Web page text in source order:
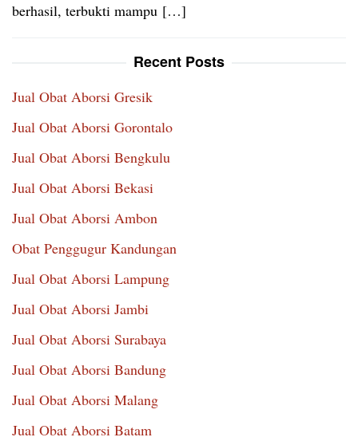
berhasil, terbukti mampu […]
Recent Posts
Jual Obat Aborsi Gresik
Jual Obat Aborsi Gorontalo
Jual Obat Aborsi Bengkulu
Jual Obat Aborsi Bekasi
Jual Obat Aborsi Ambon
Obat Penggugur Kandungan
Jual Obat Aborsi Lampung
Jual Obat Aborsi Jambi
Jual Obat Aborsi Surabaya
Jual Obat Aborsi Bandung
Jual Obat Aborsi Malang
Jual Obat Aborsi Batam